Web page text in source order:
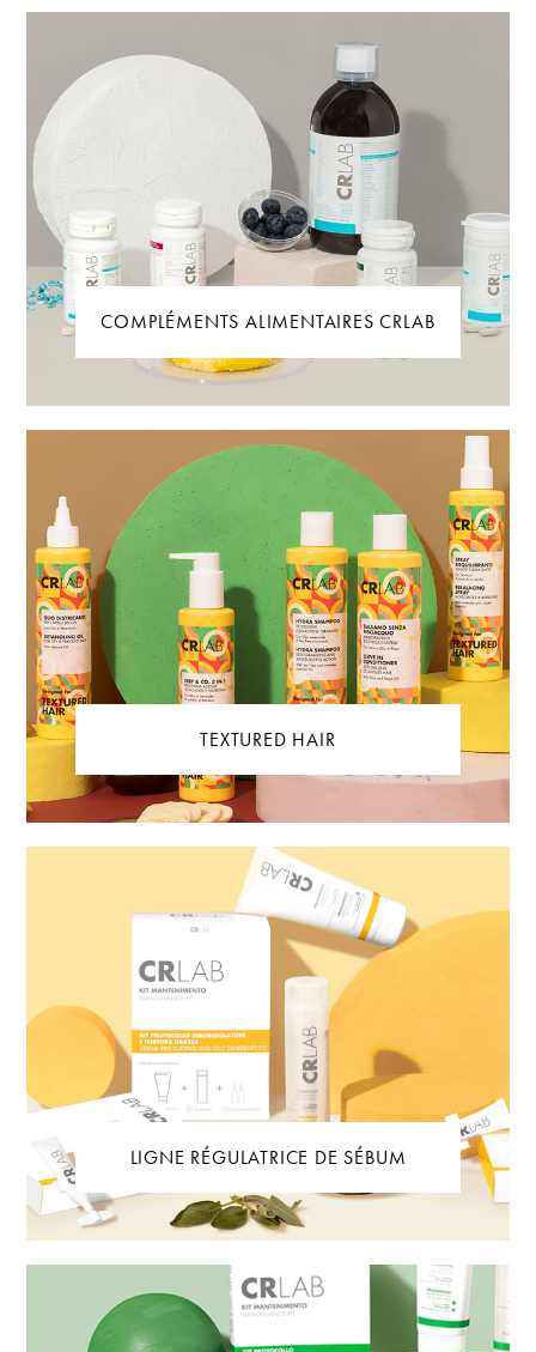
COMPLÉMENTS ALIMENTAIRES CRLAB
TEXTURED HAIR
LIGNE RÉGULATRICE DE SÉBUM